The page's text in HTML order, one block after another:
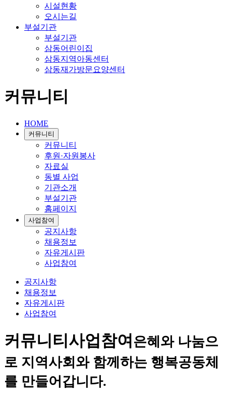
시설현황
오시는길
부설기관
부설기관
삼동어린이집
삼동지역아동센터
삼동재가방문요양센터
커뮤니티
HOME
커뮤니티
커뮤니티
후원·자원봉사
자료실
동별 사업
기관소개
부설기관
홈페이지
사업참여
공지사항
채용정보
자유게시판
사업참여
공지사항
채용정보
자유게시판
사업참여
커뮤니티사업참여은혜와 나눔으
로 지역사회와 함께하는 행복공동체
를 만들어갑니다.